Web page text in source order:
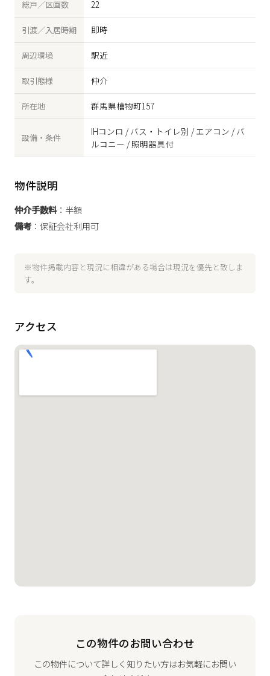
総戸／区画数 22
引渡／入居時期 即時
周辺環境 駅近
取引態様 仲介
所在地 群馬県檜物町157
設備・条件
IHコンロ / バス・トイレ別 / エアコン / バ
ルコニー / 照明器具付
物件説明
仲介手数料：半額
備考 ：保証会社利用可
※物件掲載内容と現況に相違がある場合は現況を優先と致しま
す。
アクセス
この物件のお問い合わせ
この物件について詳しく知りたい方はお気軽にお問い